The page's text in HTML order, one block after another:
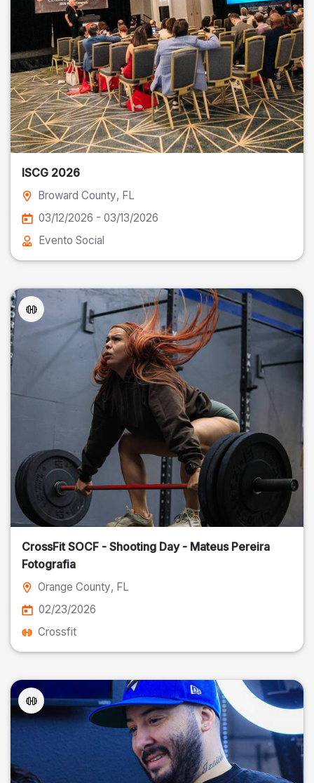
ISCG 2026
Broward County, FL
03/12/2026 - 03/13/2026
Evento Social
CrossFit SOCF - Shooting Day - Mateus Pereira
Fotografia
Orange County, FL
02/23/2026
Crossfit